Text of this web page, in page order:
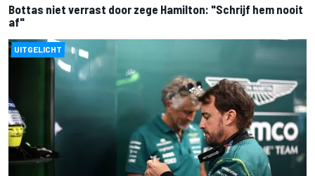
Bottas niet verrast door zege Hamilton: "Schrijf hem nooit
af"
UITGELICHT